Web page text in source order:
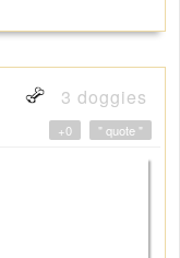
3 doggies
" quote "
+0